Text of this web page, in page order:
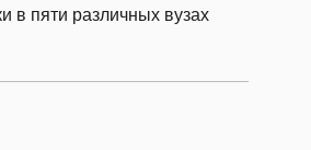
в пяти различных вузах